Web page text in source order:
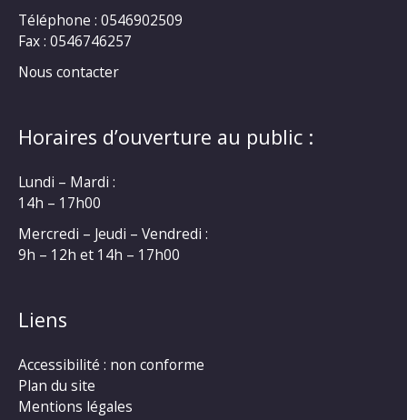
Téléphone : 0546902509
Fax : 0546746257
Nous contacter
Horaires d’ouverture au public :
Lundi – Mardi :
14h – 17h00
Mercredi – Jeudi – Vendredi :
9h – 12h et 14h – 17h00
Liens
Accessibilité : non conforme
Plan du site
Mentions légales